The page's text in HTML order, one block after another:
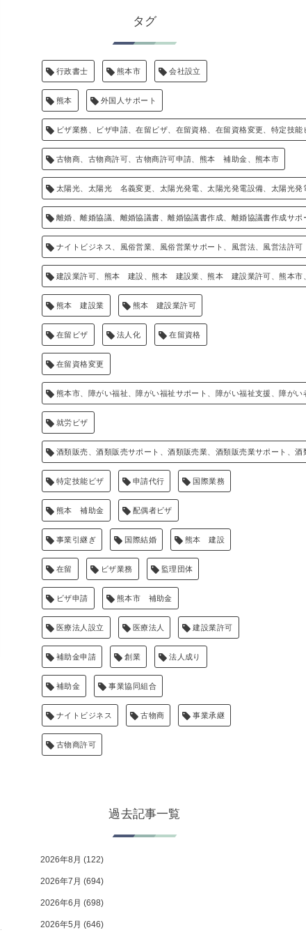
タグ
行政書士 熊本市 会社設立
熊本 外国人サポート
ビザ業務、ビザ申請、在留ビザ、在留資格、在留資格変更、特定技能
古物商、古物商許可、古物商許可申請、熊本 補助金、熊本市
太陽光、太陽光 名義変更、太陽光発電、太陽光発電設備、太陽光
離婚、離婚協議、離婚協議書、離婚協議書作成、離婚協議書作成サポ
ナイトビジネス、風俗営業、風俗営業サポート、風営法、風営法許可
建設業許可、熊本 建設、熊本 建設業、熊本 建設業許可、熊本市
熊本 建設業 熊本 建設業許可
在留ビザ 法人化 在留資格
在留資格変更
熊本市、障がい福祉、障がい福祉サポート、障がい福祉支援、障がい
就労ビザ
酒類販売、酒類販売サポート、酒類販売業、酒類販売業サポート、
特定技能ビザ 申請代行 国際業務
熊本 補助金 配偶者ビザ
事業引継ぎ 国際結婚 熊本 建設
在留 ビザ業務 監理団体
ビザ申請 熊本市 補助金
医療法人設立 医療法人 建設業許可
補助金申請 創業 法人成り
補助金 事業協同組合
ナイトビジネス 古物商 事業承継
古物商許可
過去記事一覧
2026年8月 (122)
2026年7月 (694)
2026年6月 (698)
2026年5月 (646)